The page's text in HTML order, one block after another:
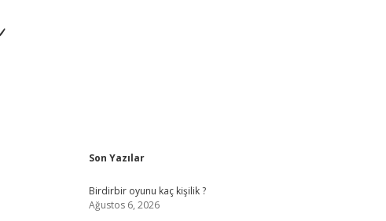
Sidebar
Son Yazılar
Birdirbir oyunu kaç kişilik ?
Ağustos 6, 2026